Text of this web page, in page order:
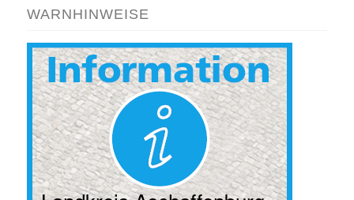
WARNHINWEISE